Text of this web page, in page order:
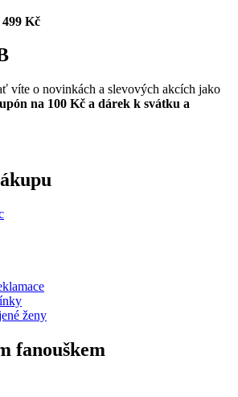
Kč
víte o novinkách a slevových akcích jako
na 100 Kč a dárek k svátku a
ženy
fanouškem